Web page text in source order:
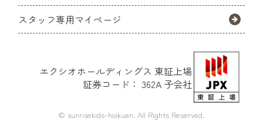
スタッフ専用マイページ
エクシオホールディングス 東証上場
証券コード： 362A 子会社
© sunrisekids-hoikuen. All Rights Reserved.